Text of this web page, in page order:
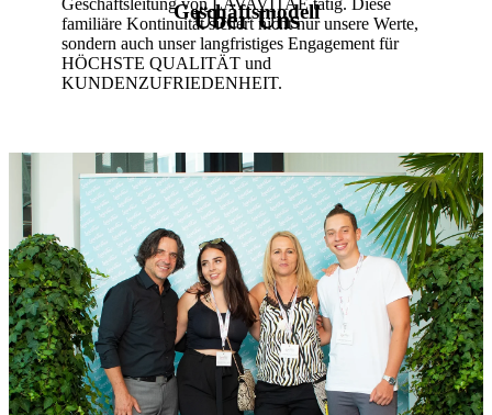
Über Uns
familiäre Kontinuität sichert nicht nur unsere Werte,
sondern auch unser langfristiges Engagement für
HÖCHSTE QUALITÄT und
KUNDENZUFRIEDENHEIT.
Geschäftsmodell